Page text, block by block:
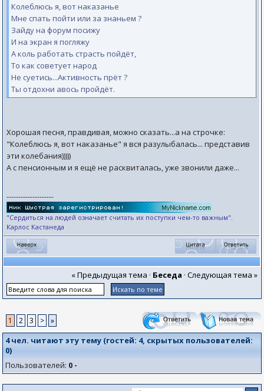
Колеблюсь я, вот наказанье
Мне спать пойти или за знаньем ?
Зайду на форум посижу
И на экран я погляжу
А коль работать страсть пойдёт,
То как советует народ
Не суетись...Активность прёт ?
Ты отдохни авось пройдёт.
Хорошая песня, правдивая, можно сказать...а на строчке:
"Колеблюсь я, вот наказанье" я вся разулыбалась... представив
эти колебания)))))
А с пенсионным и я ещё не расквиталась, уже звонили даже...
--------------------
"Сердиться на людей означает считать их поступки чем-то важным".
Карлос Кастанеда
« Предыдущая тема · Беседа · Следующая тема »
1 2 3 > »
4 чел. читают эту тему (гостей: 4, скрытых пользователей:
0)
Пользователей: 0 -